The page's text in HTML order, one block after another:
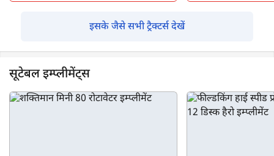
इसके जैसे सभी ट्रैक्टर्स देखें
सूटेबल इम्प्लीमेंट्स